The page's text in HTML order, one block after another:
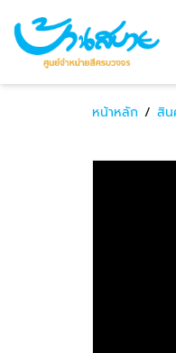
หน้าหลัก / สิน